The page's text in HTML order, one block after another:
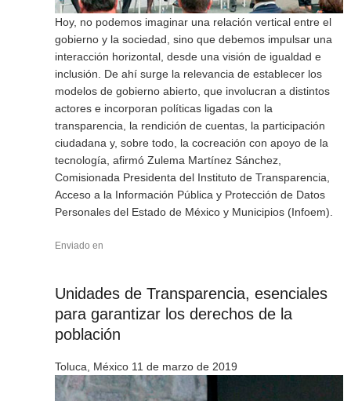
Hoy, no podemos imaginar una relación vertical entre el
gobierno y la sociedad, sino que debemos impulsar una
interacción horizontal, desde una visión de igualdad e
inclusión. De ahí surge la relevancia de establecer los
modelos de gobierno abierto, que involucran a distintos
actores e incorporan políticas ligadas con la
transparencia, la rendición de cuentas, la participación
ciudadana y, sobre todo, la cocreación con apoyo de la
tecnología, afirmó Zulema Martínez Sánchez,
Comisionada Presidenta del Instituto de Transparencia,
Acceso a la Información Pública y Protección de Datos
Personales del Estado de México y Municipios (Infoem).
Enviado en
Unidades de Transparencia, esenciales
para garantizar los derechos de la
población
Toluca, México 11 de marzo de 2019